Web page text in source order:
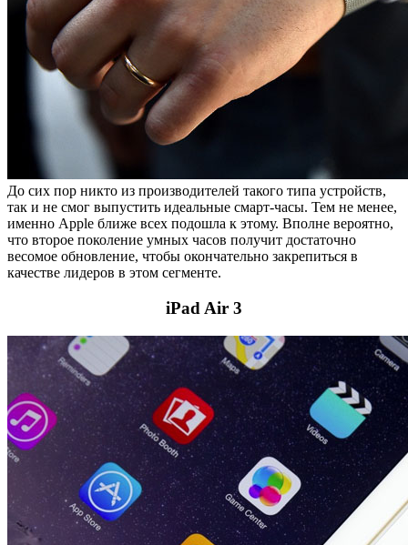
До сих пор никто из производителей такого типа устройств,
так и не смог выпустить идеальные смарт-часы. Тем не менее,
именно Apple ближе всех подошла к этому. Вполне вероятно,
что второе поколение умных часов получит достаточно
весомое обновление, чтобы окончательно закрепиться в
качестве лидеров в этом сегменте.
iPad Air 3